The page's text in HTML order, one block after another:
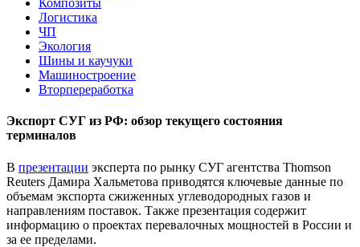
Композиты
Логистика
ЧП
Экология
Шины и каучуки
Машиностроение
Вторпереработка
Экспорт СУГ из РФ: обзор текущего состояния
терминалов
В презентации эксперта по рынку СУГ агентства Thomson
Reuters Дамира Хальметова приводятся ключевые данные по
объемам экспорта сжиженных углеводородных газов и
направлениям поставок. Также презентация содержит
информацию о проектах перевалочных мощностей в России и
за ее пределами.